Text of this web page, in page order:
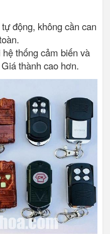
động, không cần can
thống cảm biến và
thành cao hơn.